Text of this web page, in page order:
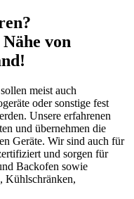
von
meist auch
oder sonstige fest
Unsere erfahrenen
und übernehmen die
Geräte. Wir sind auch für
und sorgen für
Backofen sowie
Kühlschränken,